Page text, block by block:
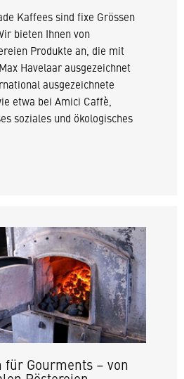
Kaffees sind fixe Grössen
bieten Ihnen von
Produkte an, die mit
Havelaar ausgezeichnet
ausgezeichnete
etwa bei Amici Caffè,
soziales und ökologisches
für Gourments – von